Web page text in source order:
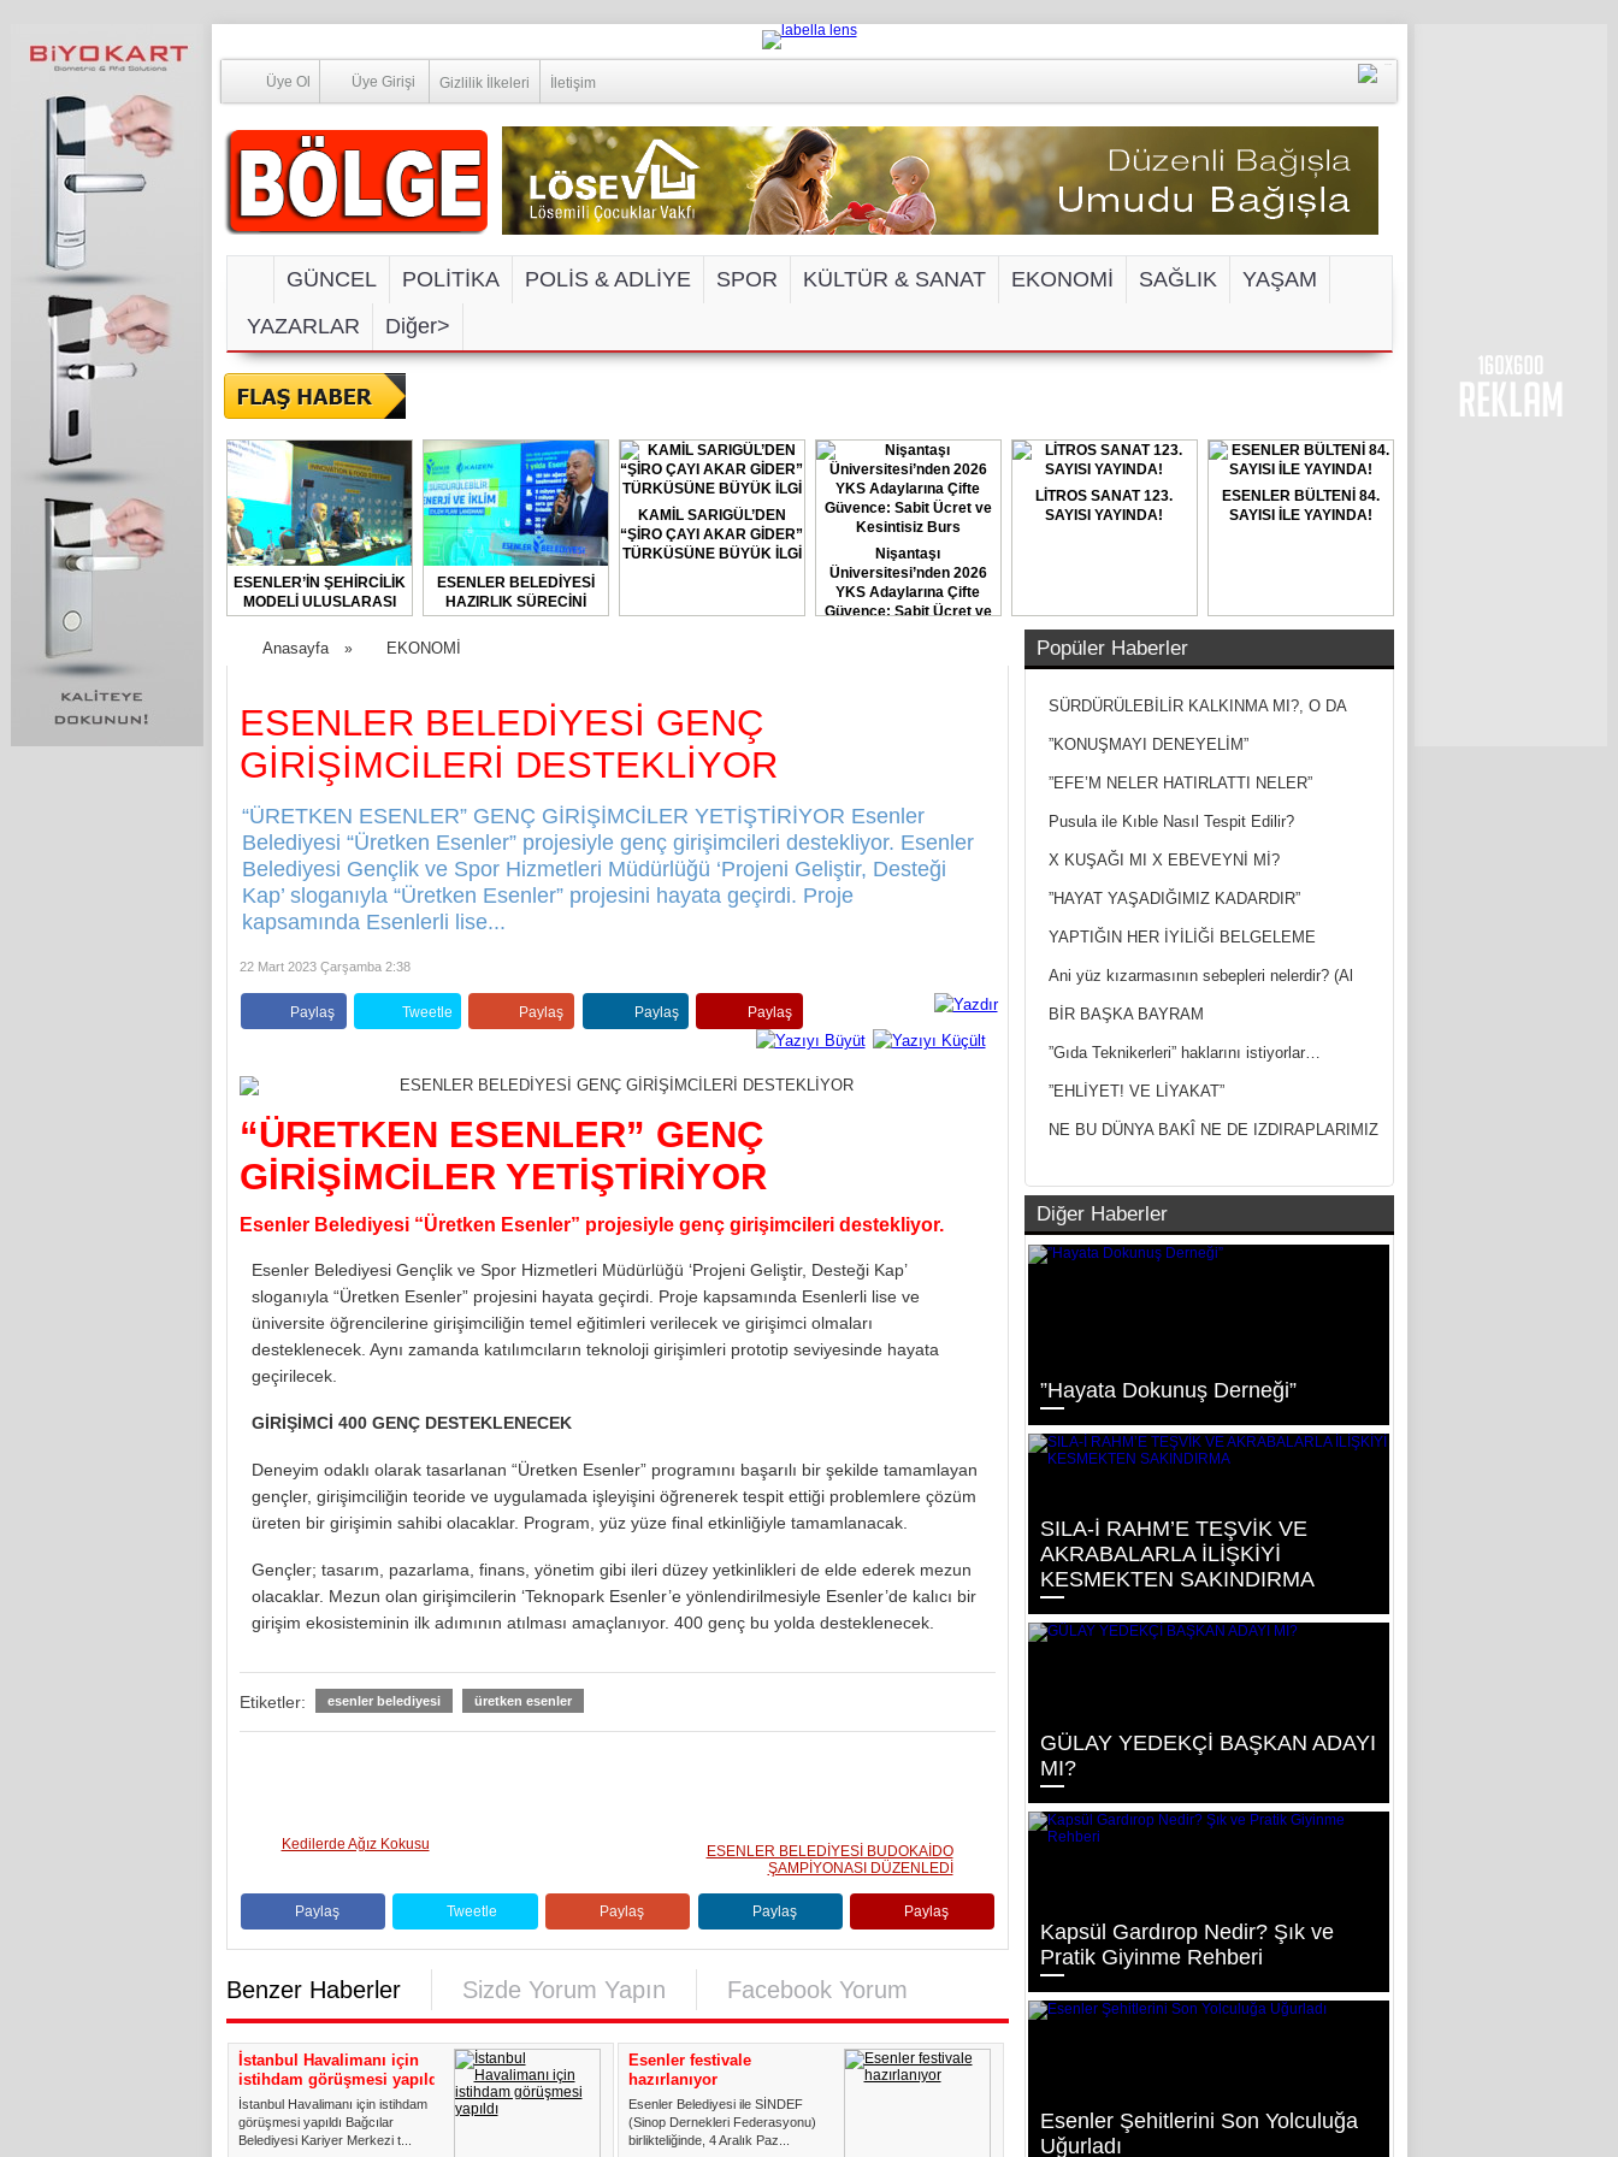
Üye Ol Üye Girişi Gizlilik İlkeleri İletişim
GÜNCEL POLİTİKA POLİS & ADLİYE SPOR KÜLTÜR & SANAT EKONOMİ SAĞLIK
YAŞAM
YAZARLAR
Diğer>
ESENLER’İN ŞEHİRCİLİK
MODELİ ULUSLARASI
FORUMDA TANITILDI
ESENLER BELEDİYESİ
HAZIRLIK SÜRECİNİ
BAŞLATTI
KAMİL SARIGÜL’DEN
“ŞİRO ÇAYI AKAR GİDER”
TÜRKÜSÜNE BÜYÜK İLGİ
Nişantaşı
Üniversitesi’nden 2026
YKS Adaylarına Çifte
Güvence: Sabit Ücret ve
LİTROS SANAT 123.
SAYISI YAYINDA!
ESENLER BÜLTENİ 84.
SAYISI İLE YAYINDA!
Anasayfa » EKONOMİ
ESENLER BELEDİYESİ GENÇ
GİRİŞİMCİLERİ DESTEKLİYOR
“ÜRETKEN ESENLER” GENÇ GİRİŞİMCİLER YETİŞTİRİYOR Esenler
Belediyesi “Üretken Esenler” projesiyle genç girişimcileri destekliyor. Esenler
Belediyesi Gençlik ve Spor Hizmetleri Müdürlüğü ‘Projeni Geliştir, Desteği
Kap’ sloganıyla “Üretken Esenler” projesini hayata geçirdi. Proje
kapsamında Esenlerli lise...
22 Mart 2023 Çarşamba 2:38
Paylaş Tweetle Paylaş Paylaş Paylaş
“ÜRETKEN ESENLER” GENÇ
GİRİŞİMCİLER YETİŞTİRİYOR
Esenler Belediyesi “Üretken Esenler” projesiyle genç girişimcileri destekliyor.
Esenler Belediyesi Gençlik ve Spor Hizmetleri Müdürlüğü ‘Projeni Geliştir, Desteği Kap’
sloganıyla “Üretken Esenler” projesini hayata geçirdi. Proje kapsamında Esenlerli lise ve
üniversite öğrencilerine girişimciliğin temel eğitimleri verilecek ve girişimci olmaları
desteklenecek. Aynı zamanda katılımcıların teknoloji girişimleri prototip seviyesinde hayata
geçirilecek.
GİRİŞİMCİ 400 GENÇ DESTEKLENECEK
Deneyim odaklı olarak tasarlanan “Üretken Esenler” programını başarılı bir şekilde tamamlayan
gençler, girişimciliğin teoride ve uygulamada işleyişini öğrenerek tespit ettiği problemlere çözüm
üreten bir girişimin sahibi olacaklar. Program, yüz yüze final etkinliğiyle tamamlanacak.
Gençler; tasarım, pazarlama, finans, yönetim gibi ileri düzey yetkinlikleri de elde ederek mezun
olacaklar. Mezun olan girişimcilerin ‘Teknopark Esenler’e yönlendirilmesiyle Esenler’de kalıcı bir
girişim ekosisteminin ilk adımının atılması amaçlanıyor. 400 genç bu yolda desteklenecek.
Etiketler: esenler belediyesi üretken esenler
Kedilerde Ağız Kokusu
ESENLER BELEDİYESİ BUDOKAİDO
ŞAMPİYONASI DÜZENLEDİ
Paylaş Tweetle Paylaş Paylaş Paylaş
Benzer Haberler Sizde Yorum Yapın Facebook Yorum
İstanbul Havalimanı için
istihdam görüşmesi yapıldı
İstanbul Havalimanı için istihdam
görüşmesi yapıldı Bağcılar
Belediyesi Kariyer Merkezi t...
Esenler festivale
hazırlanıyor
Esenler Belediyesi ile SİNDEF
(Sinop Dernekleri Federasyonu)
birlikteliğinde, 4 Aralık Paz...
Popüler Haberler
SÜRDÜRÜLEBİLİR KALKINMA MI?, O DA
NEYMİŞ?
”KONUŞMAYI DENEYELİM”
”EFE’M NELER HATIRLATTI NELER”
Pusula ile Kıble Nasıl Tespit Edilir?
X KUŞAĞI MI X EBEVEYNİ Mİ?
”HAYAT YAŞADIĞIMIZ KADARDIR”
YAPTIĞIN HER İYİLİĞİ BELGELEME
Ani yüz kızarmasının sebepleri nelerdir? (Al
Yanak)
BİR BAŞKA BAYRAM
”Gıda Teknikerleri” haklarını istiyorlar…
”EHLİYET! VE LİYAKAT”
NE BU DÜNYA BAKÎ NE DE IZDIRAPLARIMIZ
Diğer Haberler
”Hayata Dokunuş Derneği”
SILA-İ RAHM’E TEŞVİK VE
AKRABALARLA İLİŞKİYİ
KESMEKTEN SAKINDIRMA
GÜLAY YEDEKÇİ BAŞKAN ADAYI
MI?
Kapsül Gardırop Nedir? Şık ve
Pratik Giyinme Rehberi
Esenler Şehitlerini Son Yolculuğa
Uğurladı